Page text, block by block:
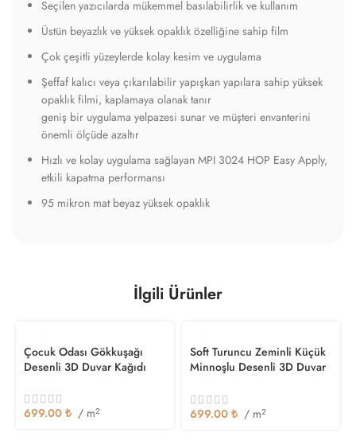
Seçilen yazıcılarda mükemmel basılabilirlik ve kullanım
Üstün beyazlık ve yüksek opaklık özelliğine sahip film
Çok çeşitli yüzeylerde kolay kesim ve uygulama
Şeffaf kalıcı veya çıkarılabilir yapışkan yapılara sahip yüksek
opaklık filmi, kaplamaya olanak tanır
geniş bir uygulama yelpazesi sunar ve müşteri envanterini
önemli ölçüde azaltır
Hızlı ve kolay uygulama sağlayan MPI 3024 HOP Easy Apply,
etkili kapatma performansı
95 mikron mat beyaz yüksek opaklık
İlgili Ürünler
Çocuk Odası Gökkuşağı
Desenli 3D Duvar Kağıdı
699.00 ₺ / m2
Soft Turuncu Zeminli Küçük
Minnoşlu Desenli 3D Duvar
699.00 ₺ / m2